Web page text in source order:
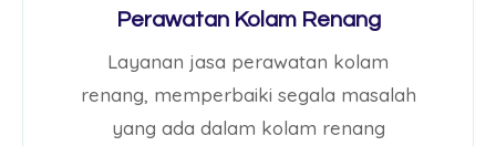
Perawatan Kolam Renang
Layanan jasa perawatan kolam
renang, memperbaiki segala masalah
yang ada dalam kolam renang